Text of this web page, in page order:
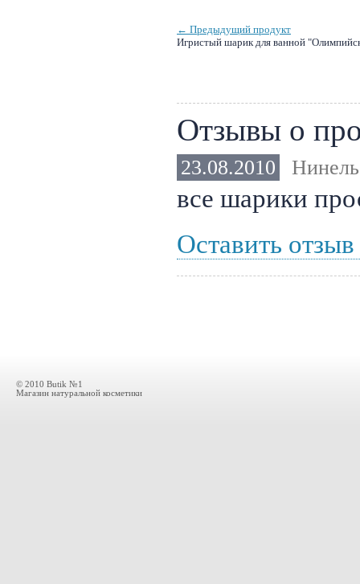
← Предыдущий продукт
Игристый шарик для ванной
Отзывы о
23.08.2010 Нинель
все шарики
Оставить
© 2010 Butik №1
Магазин натуральной косметики